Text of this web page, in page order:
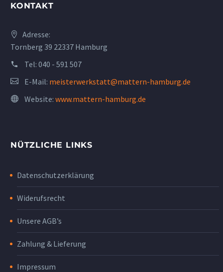
KONTAKT
Adresse:
Tornberg 39 22337 Hamburg
Tel: 040 - 591 507
E-Mail: meisterwerkstatt@mattern-hamburg.de
Website: www.mattern-hamburg.de
NÜTZLICHE LINKS
Datenschutzerklärung
Widerufsrecht
Unsere AGB’s
Zahlung & Lieferung
Impressum